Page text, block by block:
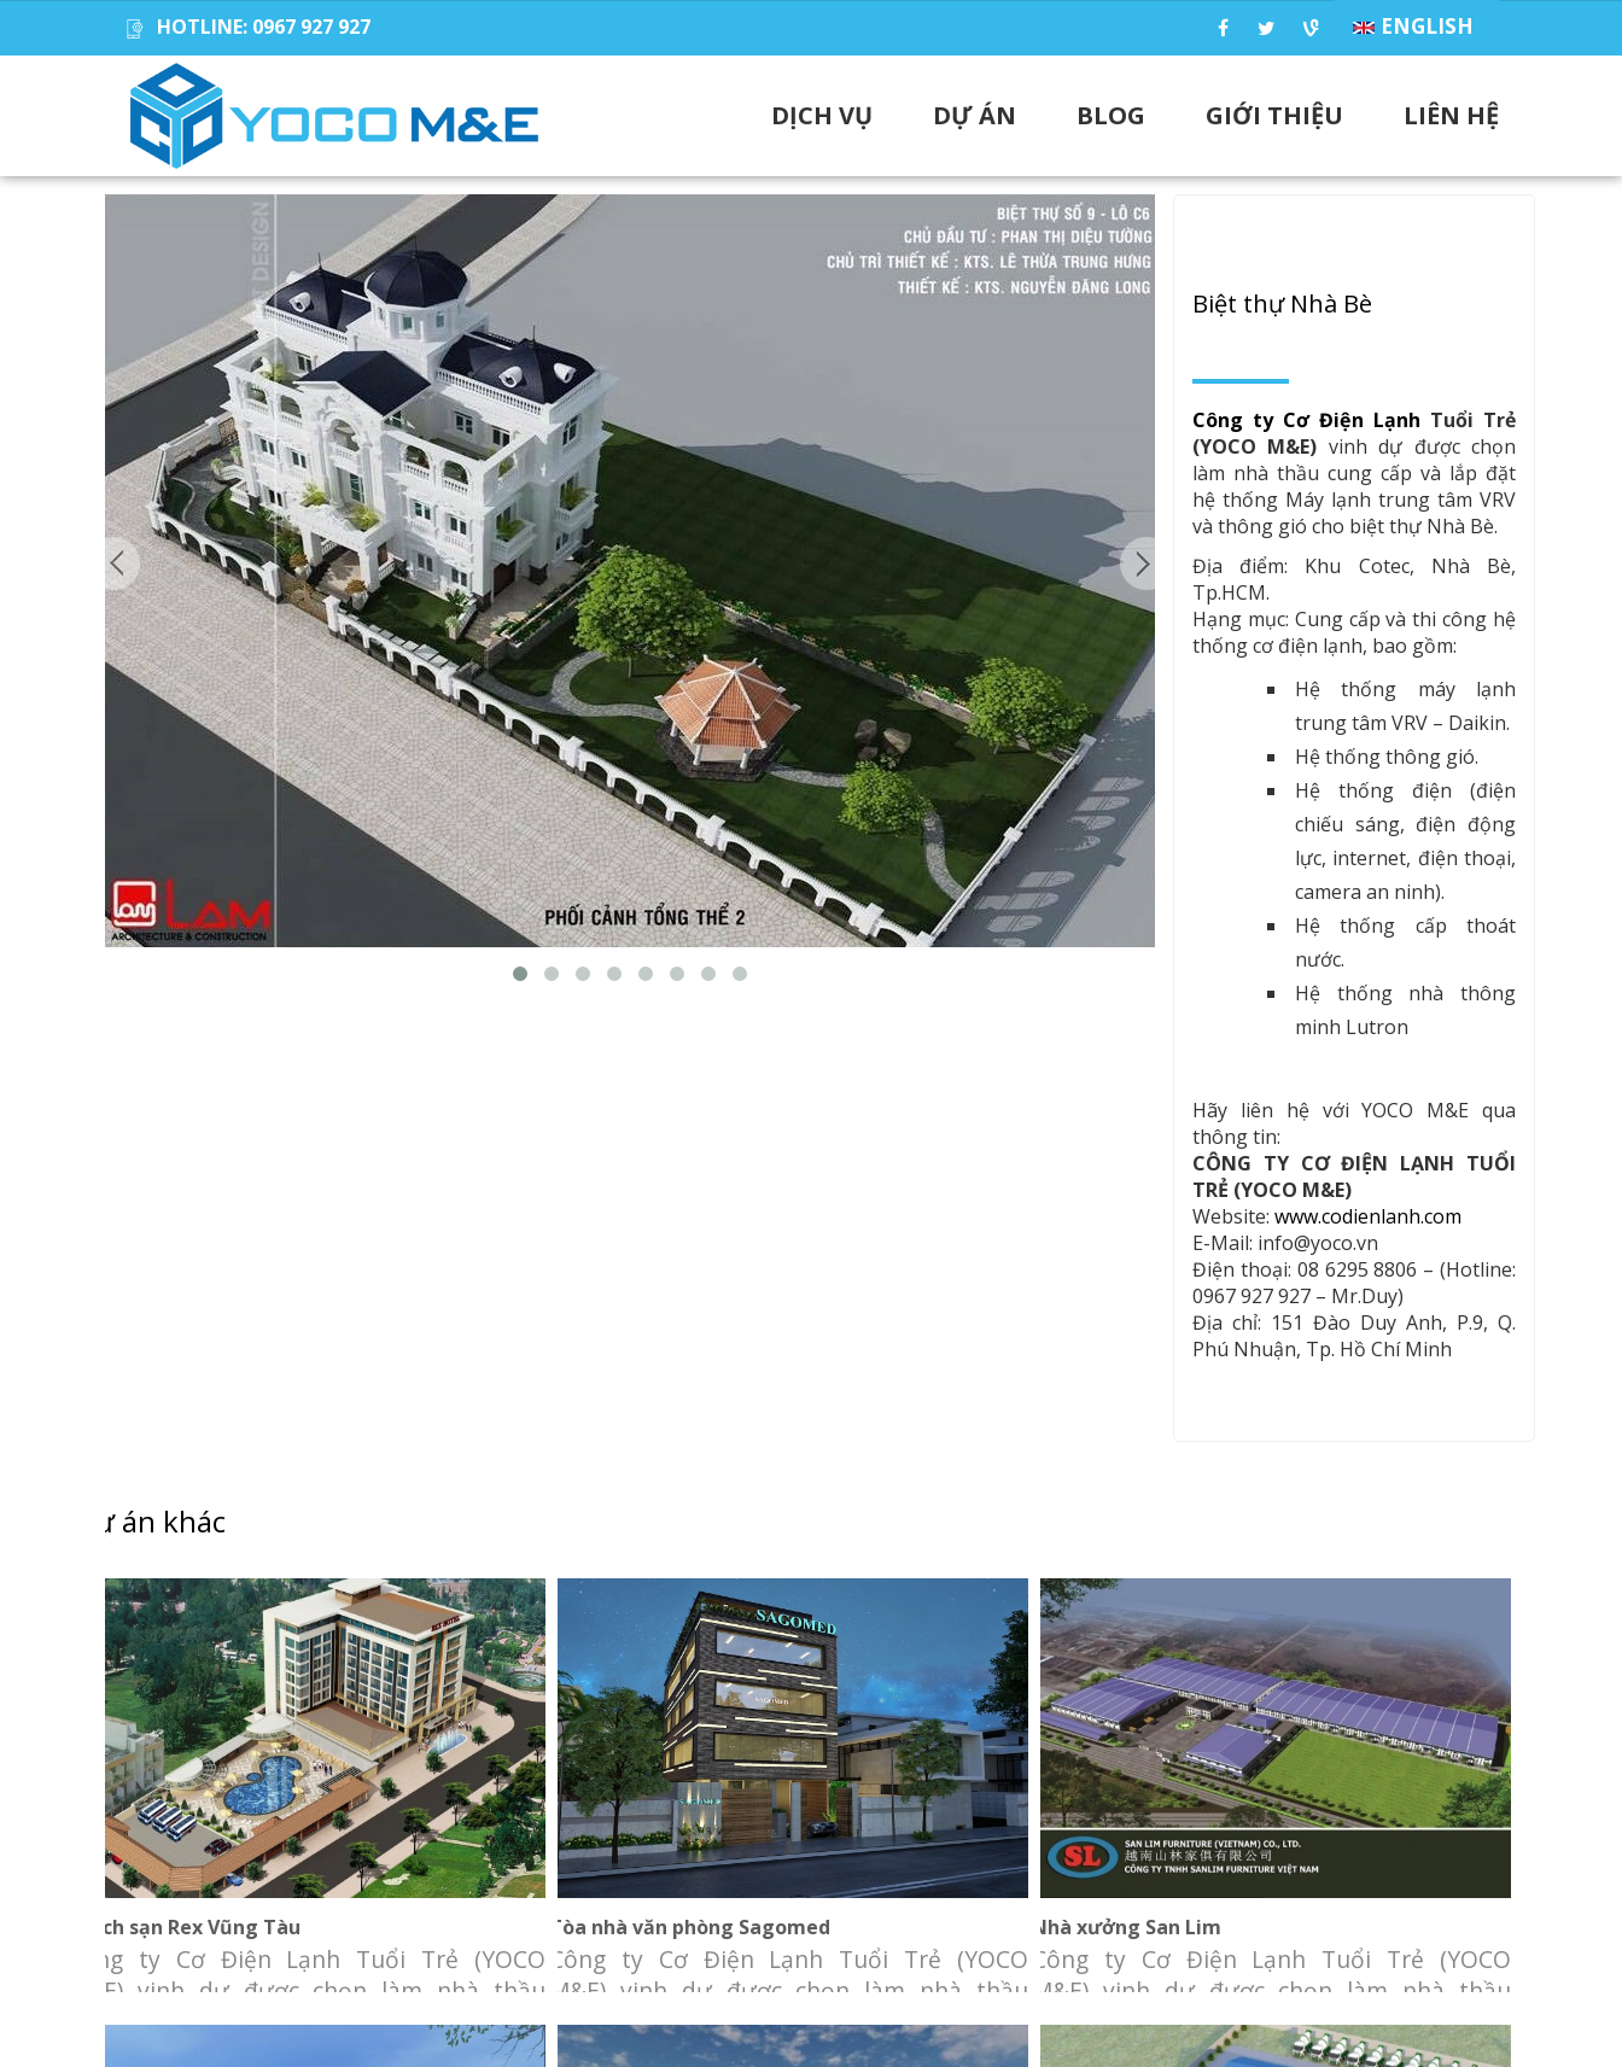
HOTLINE: 0967 927 927 ENGLISH
DỊCH VỤ DỰ ÁN BLOG GIỚI THIỆU LIÊN HỆ
Biệt thự Nhà Bè
Công ty Cơ Điện Lạnh Tuổi Trẻ
(YOCO M&E) vinh dự được chọn
làm nhà thầu cung cấp và lắp đặt
hệ thống Máy lạnh trung tâm VRV
và thông gió cho biệt thự Nhà Bè.
Địa điểm: Khu Cotec, Nhà Bè,
Tp.HCM.
Hạng mục: Cung cấp và thi công hệ
thống cơ điện lạnh, bao gồm:
Hệ thống máy lạnh
trung tâm VRV – Daikin.
Hệ thống thông gió.
Hệ thống điện (điện
chiếu sáng, điện động
lực, internet, điện thoại,
camera an ninh).
Hệ thống cấp thoát
nước.
Hệ thống nhà thông
minh Lutron
Hãy liên hệ với YOCO M&E qua
thông tin:
CÔNG TY CƠ ĐIỆN LẠNH TUỔI
TRẺ (YOCO M&E)
Website: www.codienlanh.com
E-Mail: info@yoco.vn
Điện thoại: 08 6295 8806 – (Hotline:
0967 927 927 – Mr.Duy)
Địa chỉ: 151 Đào Duy Anh, P.9, Q.
Phú Nhuận, Tp. Hồ Chí Minh
Dự án khác
Khách sạn Rex Vũng Tàu
Khách sạn Rex Vũng Tàu
Công ty Cơ Điện Lạnh Tuổi Trẻ (YOCO
M&E) vinh dự được chọn làm nhà thầu
cung cấp và lắp đặt hệ thống Điều hòa
không khí (máy lạnh trung tâm) và thông
Tòa nhà văn phòng Sagomed
Tòa nhà văn phòng Sagomed
Công ty Cơ Điện Lạnh Tuổi Trẻ (YOCO
M&E) vinh dự được chọn làm nhà thầu
cung cấp và lắp đặt hệ thống cơ điện cho
tòa nhà văn phòng SAGOMED. Chủ đầu
Nhà xưởng San Lim
Nhà xưởng San Lim
Công ty Cơ Điện Lạnh Tuổi Trẻ (YOCO
M&E) vinh dự được chọn làm nhà thầu
cung cấp và lắp đặt hệ thống Điều hòa
không khí (máy lạnh trung tâm) VRF và